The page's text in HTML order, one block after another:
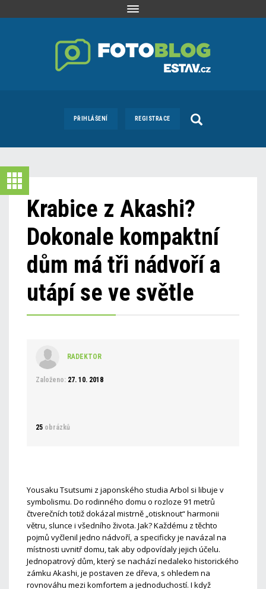
Toggle
PŘIHLÁŠENÍ REGISTRACE
Krabice z Akashi?
Dokonale kompaktní
dům má tři nádvoří a
utápí se ve světle
RADEKTOR
Založeno: 27. 10. 2018
25 obrázků
Yousaku Tsutsumi z japonského studia Arbol si libuje v
symbolismu. Do rodinného domu o rozloze 91 metrů
čtverečních totiž dokázal mistrně „otisknout“ harmonii
větru, slunce i všedního života. Jak? Každému z těchto
pojmů vyčlenil jedno nádvoří, a specificky je navázal na
místnosti uvnitř domu, tak aby odpovídaly jejich účelu.
Jednopatrový dům, který se nachází nedaleko historického
zámku Akashi, je postaven ze dřeva, s ohledem na
rovnováhu mezi komfortem a jednoduchostí. I když